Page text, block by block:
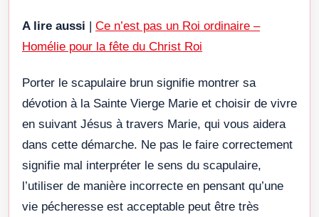
A lire aussi | Ce n’est pas un Roi ordinaire –
Homélie pour la fête du Christ Roi
Porter le scapulaire brun signifie montrer sa
dévotion à la Sainte Vierge Marie et choisir de vivre
en suivant Jésus à travers Marie, qui vous aidera
dans cette démarche. Ne pas le faire correctement
signifie mal interpréter le sens du scapulaire,
l’utiliser de manière incorrecte en pensant qu’une
vie pécheresse est acceptable peut être très